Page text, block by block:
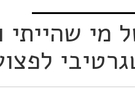
מי